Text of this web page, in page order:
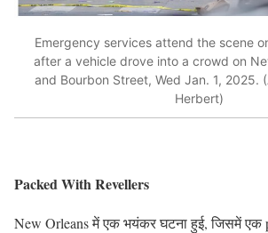
Emergency services attend the scene
after a vehicle drove into a crowd on
and Bourbon Street, Wed Jan. 1, 2025.
Herbert)
Packed With Revellers
New Orleans में एक भयंकर घटना हुई, जिसमें एक